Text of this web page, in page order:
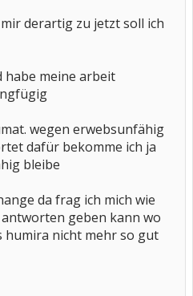
derartig zu jetzt soll ich
habe meine arbeit
wegen erwebsunfähig
dafür bekomme ich ja
bleibe
da frag ich mich wie
geben kann wo
humira nicht mehr so gut